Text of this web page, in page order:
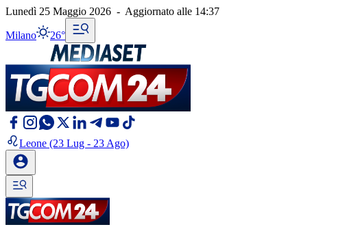
Lunedì 25 Maggio 2026 - Aggiornato alle 14:37
Milano 26°
Leone (23 Lug - 23 Ago)